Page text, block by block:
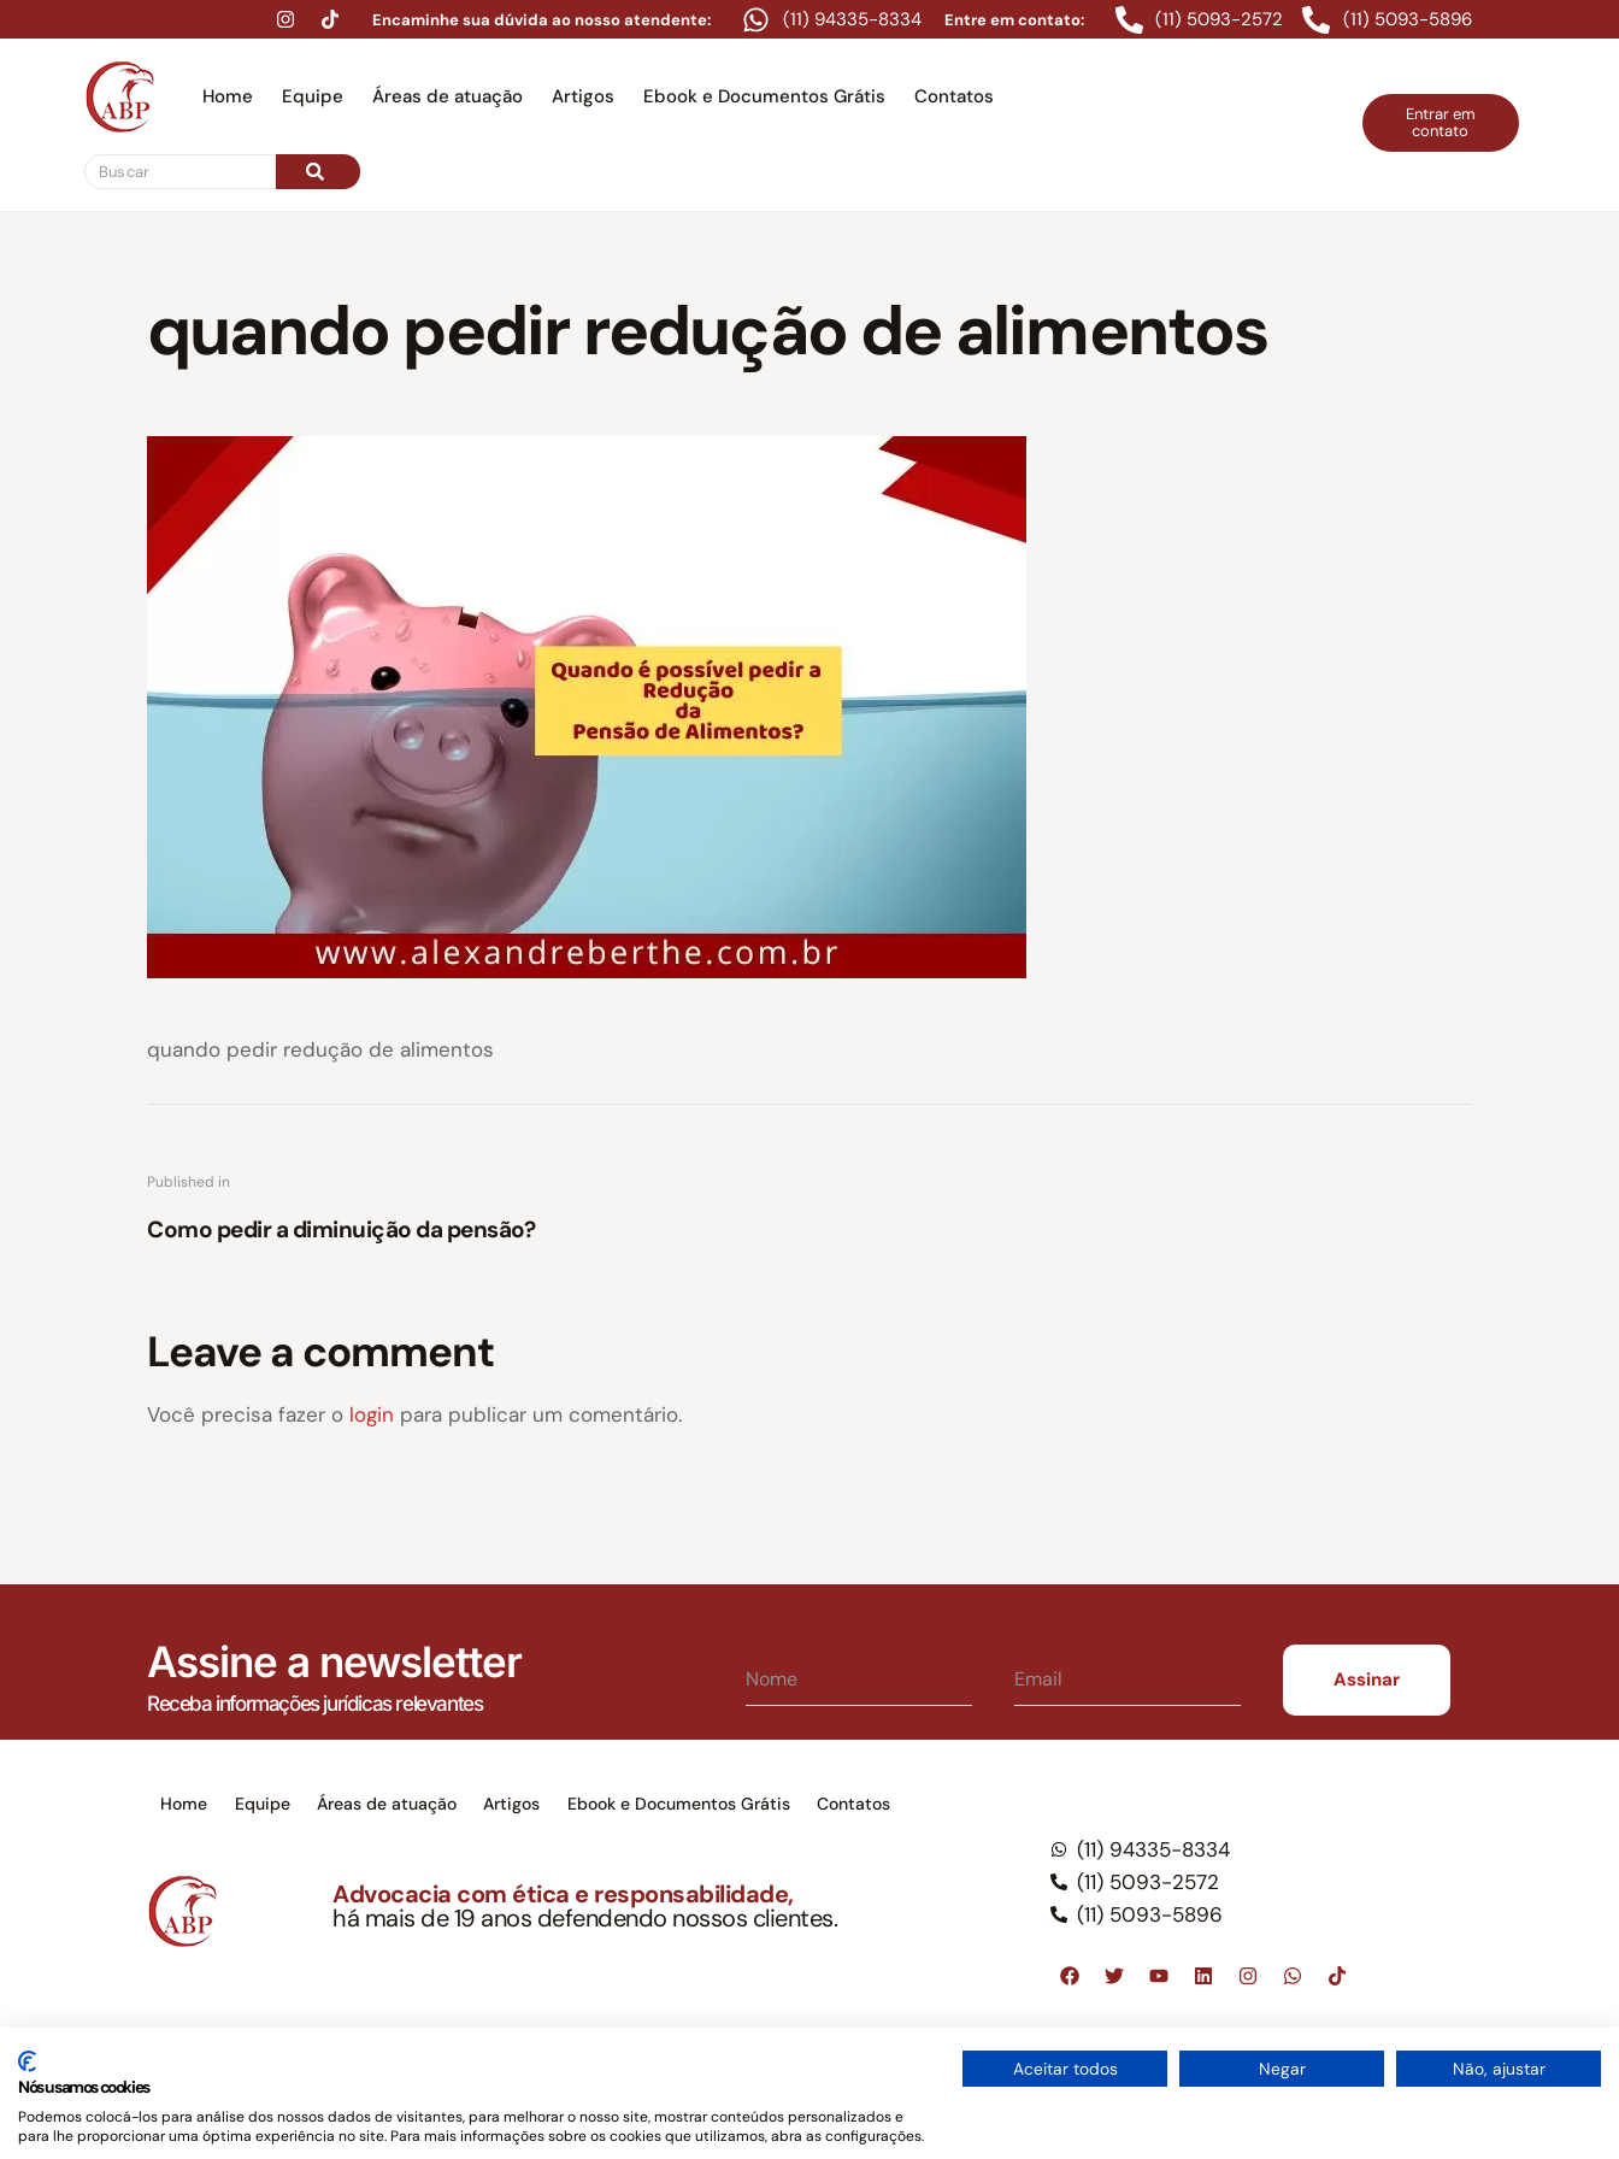
Encaminhe sua dúvida ao nosso atendente: (11) 94335-8334 Entre em contato: (11) 5093-2572 (11) 5093-5896
Home Equipe Áreas de atuação Artigos Ebook e Documentos Grátis Contatos
Entrar em
contato
quando pedir redução de alimentos
quando pedir redução de alimentos
Published in
Como pedir a diminuição da pensão?
Leave a comment
Você precisa fazer o login para publicar um comentário.
Assine a newsletter
Receba informações jurídicas relevantes
Home Equipe Áreas de atuação Artigos Ebook e Documentos Grátis Contatos
Advocacia com ética e responsabilidade,
há mais de 19 anos defendendo nossos clientes.
(11) 94335-8334
(11) 5093-2572
(11) 5093-5896
Este site não é um produto Meta Platforms, Inc., Google LLC, tampouco oferece serviços públicos oficiais. Somos um escritório de advocacia, que oferece apenas
serviços jurídicos, privativos de advogados, de acordo com a legislação vigente e o Código de Ética e Disciplina da OAB do Brasil – Alexandre Berthe Pinto Soc. de Adv,
OAB/SP nº 22477 –
Desenvolvido porRotamaxima Digital
Nós usamos cookies
Podemos colocá-los para análise dos nossos dados de visitantes, para melhorar o nosso site, mostrar conteúdos personalizados e
para lhe proporcionar uma óptima experiência no site. Para mais informações sobre os cookies que utilizamos, abra as configurações.
Aceitar todos Negar Não, ajustar